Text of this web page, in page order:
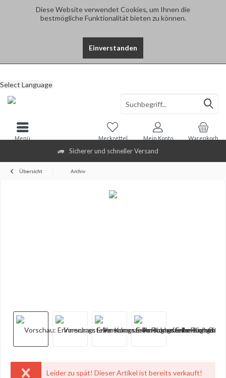
Diese Website verwendet Cookies, um Ihnen die
bestmögliche Funktionalität bieten zu können.
Einverstanden
Sicherer und schneller Versand
Select Language
Warenkorb
Merkzettel Mein Konto
Menü
Übersicht Archiv
Leider zu spät! Dieser Artikel ist bereits verkauft!